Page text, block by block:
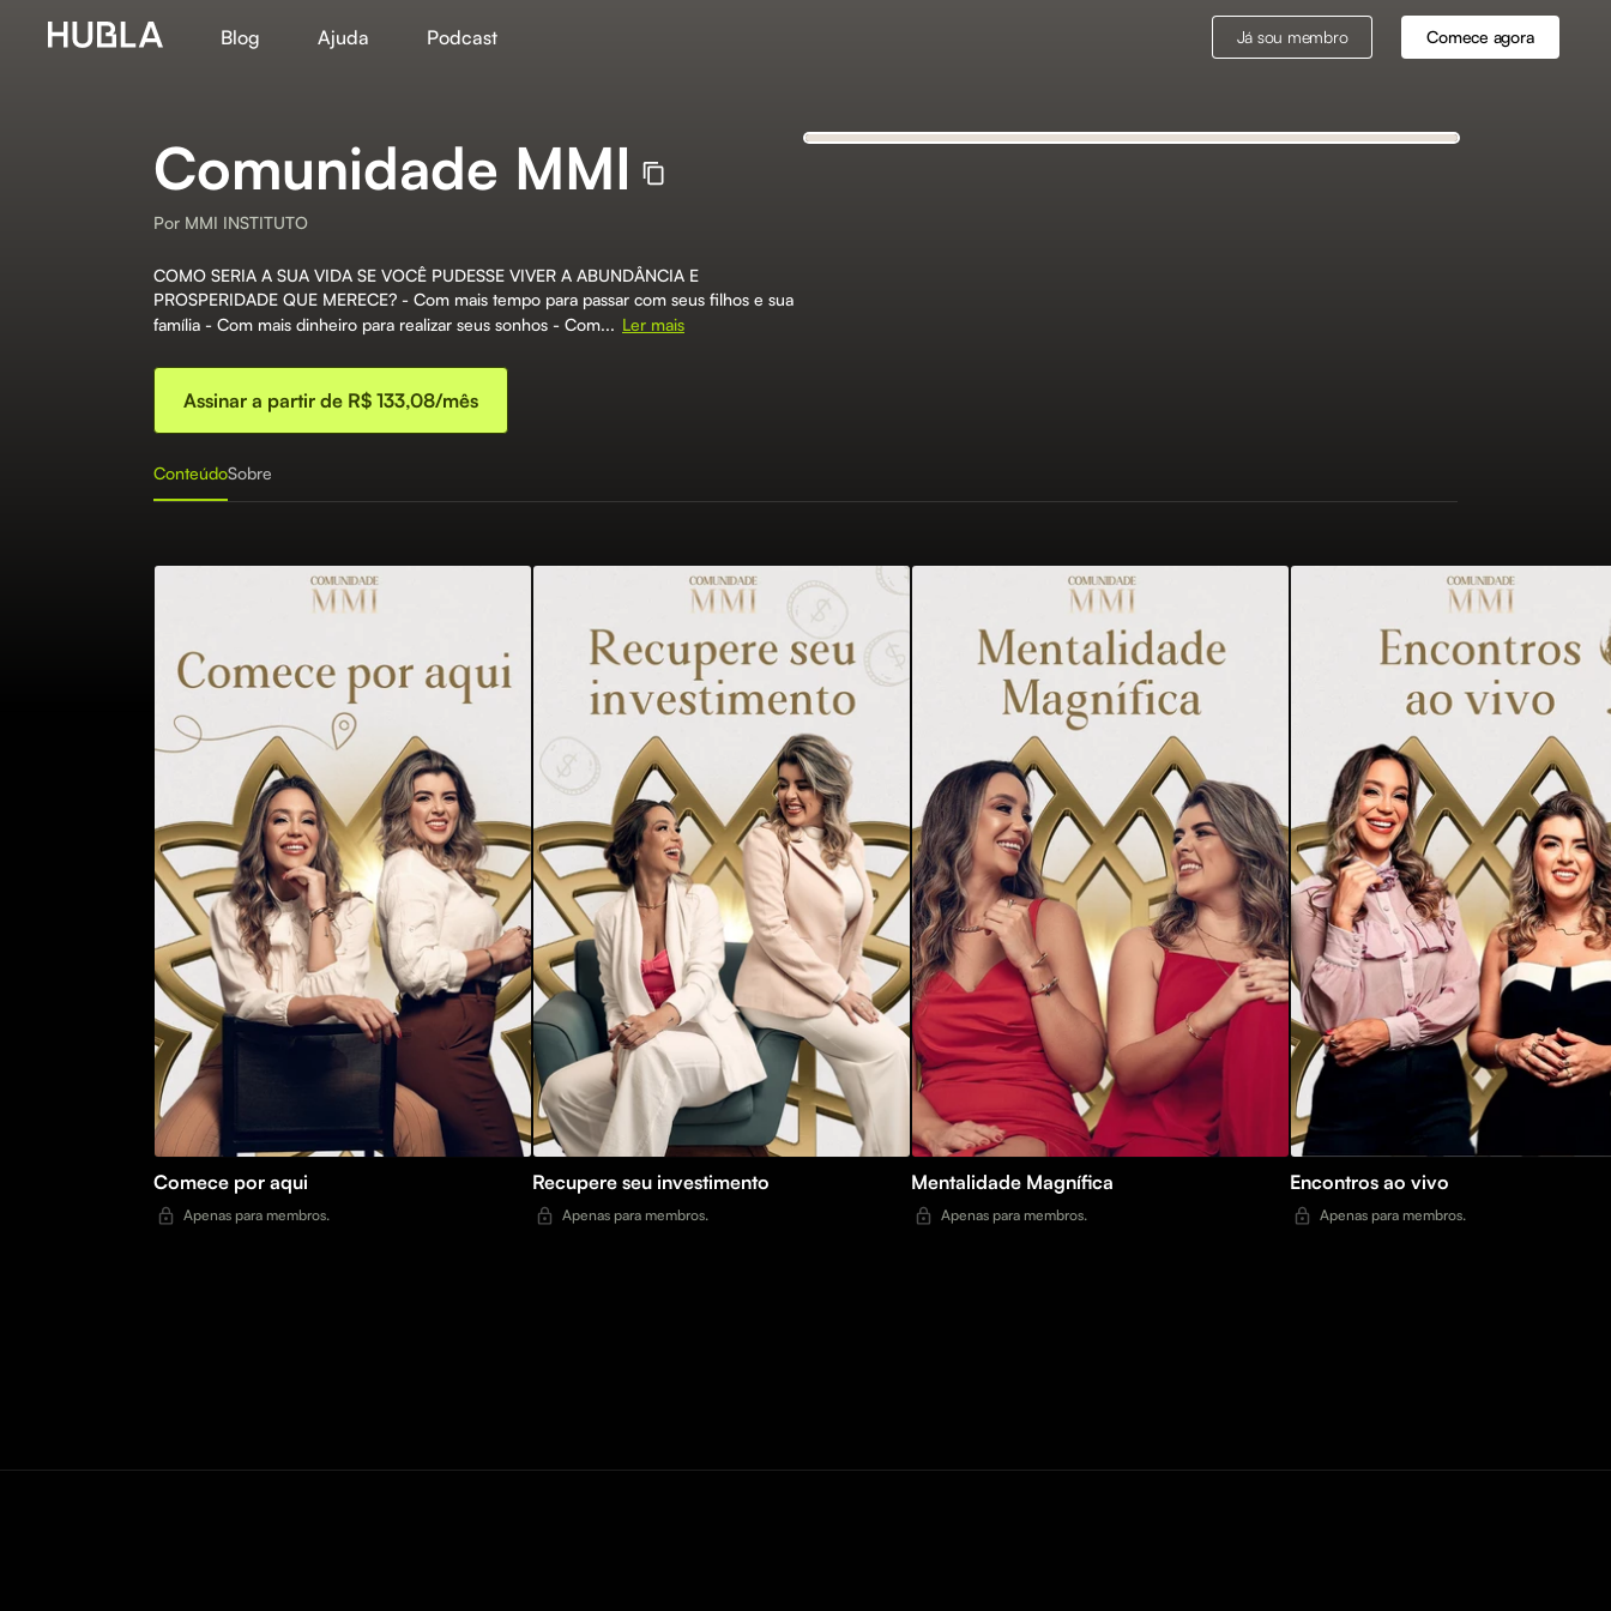
Blog Ajuda Podcast Já sou membro Comece agora
Comunidade MMI
Por MMI INSTITUTO
COMO SERIA A SUA VIDA SE VOCÊ PUDESSE VIVER A ABUNDÂNCIA E
PROSPERIDADE QUE MERECE? - Com mais tempo para passar com seus filhos e sua
família - Com mais dinheiro para realizar seus sonhos - Com... Ler mais
Assinar a partir de R$ 133,08/mês
ConteúdoSobre
Comece por aqui
Apenas para membros.
Recupere seu investimento
Apenas para membros.
Mentalidade Magnífica
Apenas para membros.
Encontros ao vivo
Apenas para membros.